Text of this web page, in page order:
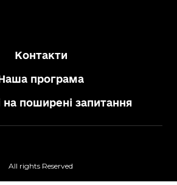
Контакти
програма
на поширені запитання
All rights Reserved